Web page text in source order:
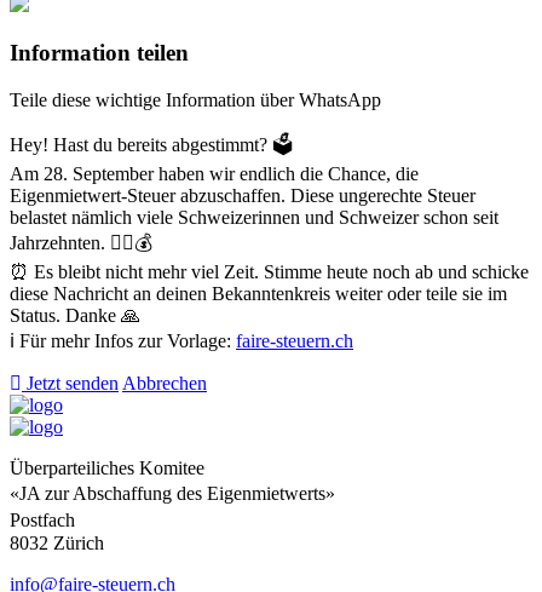
Information teilen
Teile diese wichtige Information über WhatsApp
Hey! Hast du bereits abgestimmt? 🗳️
Am 28. September haben wir endlich die Chance, die
Eigenmietwert-Steuer abzuschaffen. Diese ungerechte Steuer
belastet nämlich viele Schweizerinnen und Schweizer schon seit
Jahrzehnten. 😮‍💨💰
⏰ Es bleibt nicht mehr viel Zeit. Stimme heute noch ab und schicke
diese Nachricht an deinen Bekanntenkreis weiter oder teile sie im
Status. Danke 🙏
ℹ️ Für mehr Infos zur Vorlage: faire-steuern.ch
Jetzt senden Abbrechen
Überparteiliches Komitee
«JA zur Abschaffung des Eigenmietwerts»
Postfach
8032 Zürich
info@faire-steuern.ch